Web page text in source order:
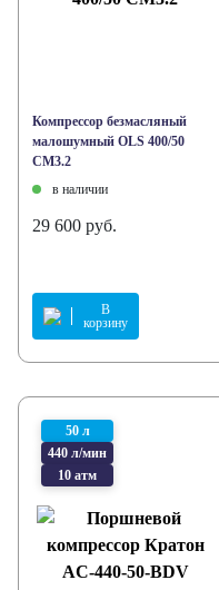
Компрессор безмасляный
малошумный OLS 400/50
CM3.2
в наличии
29 600 руб.
В
корзину
50 л
440 л/мин
10 атм